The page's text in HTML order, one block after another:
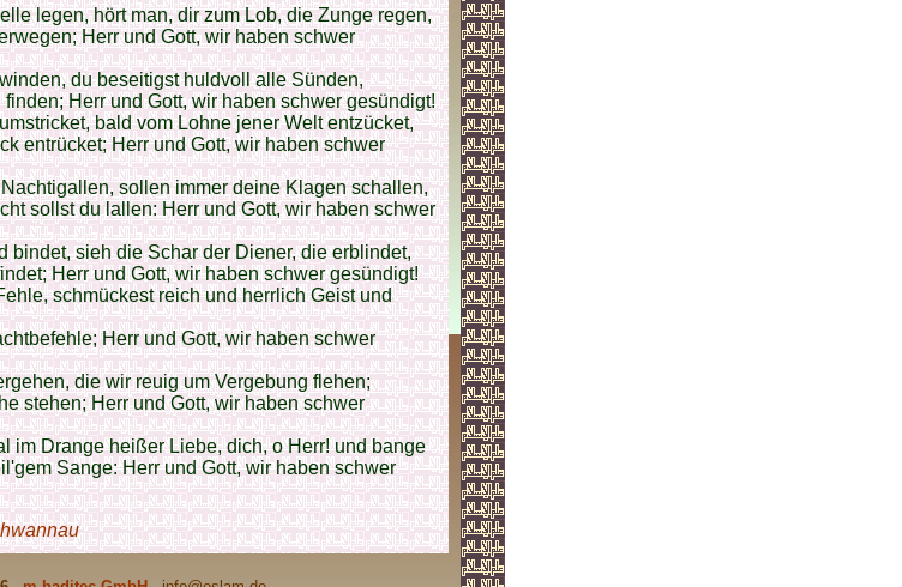
legen, hört man, dir zum Lob, die Zunge regen,
Herr und Gott, wir haben schwer
du beseitigst huldvoll alle Sünden,
Herr und Gott, wir haben schwer gesündigt!
bald vom Lohne jener Welt entzücket,
entrücket; Herr und Gott, wir haben schwer
sollen immer deine Klagen schallen,
sollst du lallen: Herr und Gott, wir haben schwer
bindet, sieh die Schar der Diener, die erblindet,
Herr und Gott, wir haben schwer gesündigt!
schmückest reich und herrlich Geist und
Herr und Gott, wir haben schwer
die wir reuig um Vergebung flehen;
stehen; Herr und Gott, wir haben schwer
im Drange heißer Liebe, dich, o Herr! und bange
Sange: Herr und Gott, wir haben schwer